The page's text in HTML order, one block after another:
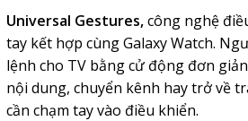
Universal Gestures,công nghệ
tay kết hợp cùng Galaxy Watch.
lệnh cho TV bằng cử động đơn
nội dung, chuyển kênh hay trở về
cần chạm tay vào điều khiển.